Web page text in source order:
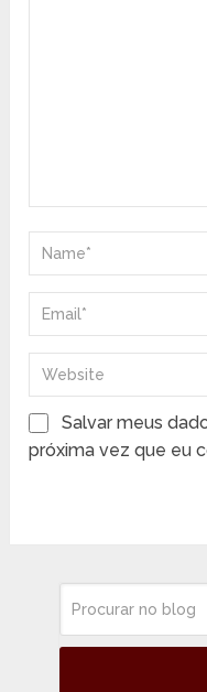
Salvar meus
próxima vez que eu